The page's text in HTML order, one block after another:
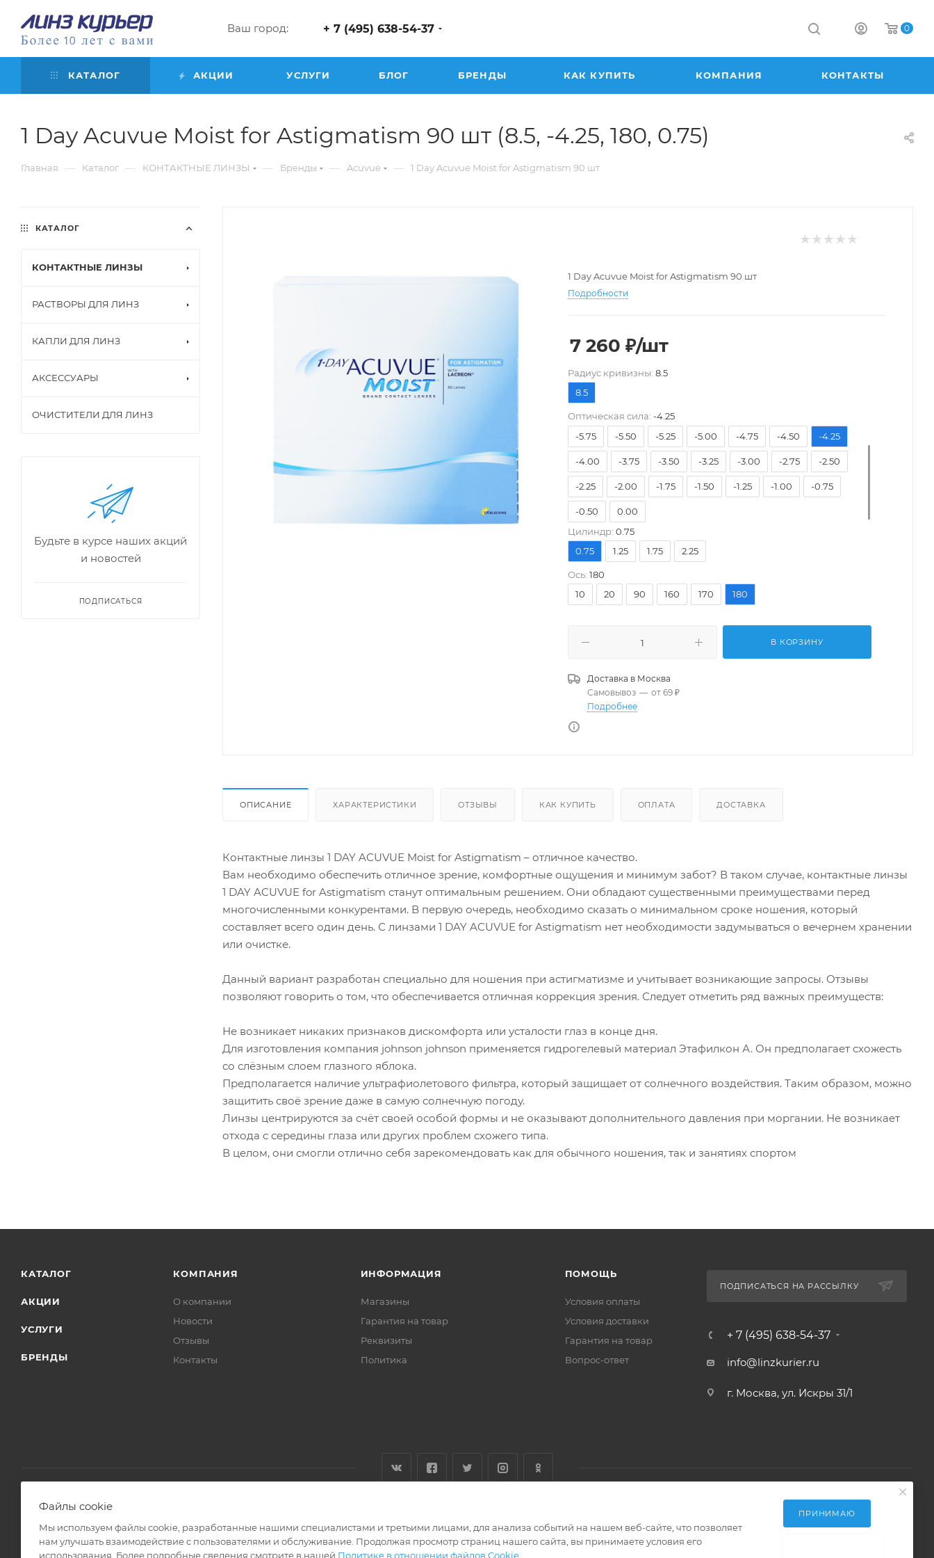
Ваш город: + 7 (495) 638-54-37 0
КАТАЛОГ АКЦИИ УСЛУГИ БЛОГ БРЕНДЫ КАК КУПИТЬ КОМПАНИЯ КОНТАКТЫ
1 Day Acuvue Moist for Astigmatism 90 шт (8.5, -4.25, 180, 0.75)
Главная — Каталог — КОНТАКТНЫЕ ЛИНЗЫ — Бренды — Acuvue — 1 Day Acuvue Moist for Astigmatism 90 шт
1 Day Acuvue Moist for Astigmatism 90 шт
Подробности
7 260 ₽/шт
Pадиус кривизны: 8.5
8.5
Оптическая сила: -4.25
-8.00
-5.75 -5.50 -5.25 -5.00 -4.75 -4.50 -4.25
-4.00 -3.75 -3.50 -3.25 -3.00 -2.75 -2.50
-2.25 -2.00 -1.75 -1.50 -1.25 -1.00 -0.75
-0.50
0.00
Цилиндр: 0.75
0.75
1.25 1.75 2.25
Ось: 180
10
20 90 160 170 180
В КОРЗИНУ
Доставка в Москва
Самовывоз — от 69 ₽
Подробнее
ОПИСАНИЕ ХАРАКТЕРИСТИКИ ОТЗЫВЫ КАК КУПИТЬ ОПЛАТА ДОСТАВКА
Контактные линзы 1 DAY ACUVUE Moist for Astigmatism – отличное качество.
Вам необходимо обеспечить отличное зрение, комфортные ощущения и минимум забот? В таком случае, контактные линзы
1 DAY ACUVUE for Astigmatism станут оптимальным решением. Они обладают существенными преимуществами перед
многочисленными конкурентами. В первую очередь, необходимо сказать о минимальном сроке ношения, который
составляет всего один день. С линзами 1 DAY ACUVUE for Astigmatism нет необходимости задумываться о вечернем хранении
или очистке.
Данный вариант разработан специально для ношения при астигматизме и учитывает возникающие запросы. Отзывы
позволяют говорить о том, что обеспечивается отличная коррекция зрения. Следует отметить ряд важных преимуществ:
Не возникает никаких признаков дискомфорта или усталости глаз в конце дня.
Для изготовления компания johnson johnson применяется гидрогелевый материал Этафилкон А. Он предполагает схожесть
со слёзным слоем глазного яблока.
Предполагается наличие ультрафиолетового фильтра, который защищает от солнечного воздействия. Таким образом, можно
защитить своё зрение даже в самую солнечную погоду.
Линзы центрируются за счёт своей особой формы и не оказывают дополнительного давления при моргании. Не возникает
отхода с середины глаза или других проблем схожего типа.
В целом, они смогли отлично себя зарекомендовать как для обычного ношения, так и занятиях спортом
КАТАЛОГ
КОНТАКТНЫЕ ЛИНЗЫ
РАСТВОРЫ ДЛЯ ЛИНЗ
КАПЛИ ДЛЯ ЛИНЗ
АКСЕССУАРЫ
ОЧИСТИТЕЛИ ДЛЯ ЛИНЗ
Будьте в курсе наших акций
и новостей
ПОДПИСАТЬСЯ
КАТАЛОГ
АКЦИИ
УСЛУГИ
БРЕНДЫ
КОМПАНИЯ
О компании
Новости
Отзывы
Контакты
ИНФОРМАЦИЯ
Магазины
Гарантия на товар
Реквизиты
Политика
ПОМОЩЬ
Условия оплаты
Условия доставки
Гарантия на товар
Вопрос-ответ
ПОДПИСАТЬСЯ НА РАССЫЛКУ
+ 7 (495) 638-54-37
info@linzkurier.ru
г. Москва, ул. Искры 31/1
2008 - 2026 © Интернет магазин Линз Курьер
Файлы cookie
Мы используем файлы cookie, разработанные нашими специалистами и третьими лицами, для анализа событий на нашем веб-сайте, что позволяет
нам улучшать взаимодействие с пользователями и обслуживание. Продолжая просмотр страниц нашего сайта, вы принимаете условия его
использования. Более подробные сведения смотрите в нашей Политике в отношении файлов Cookie
ПРИНИМАЮ